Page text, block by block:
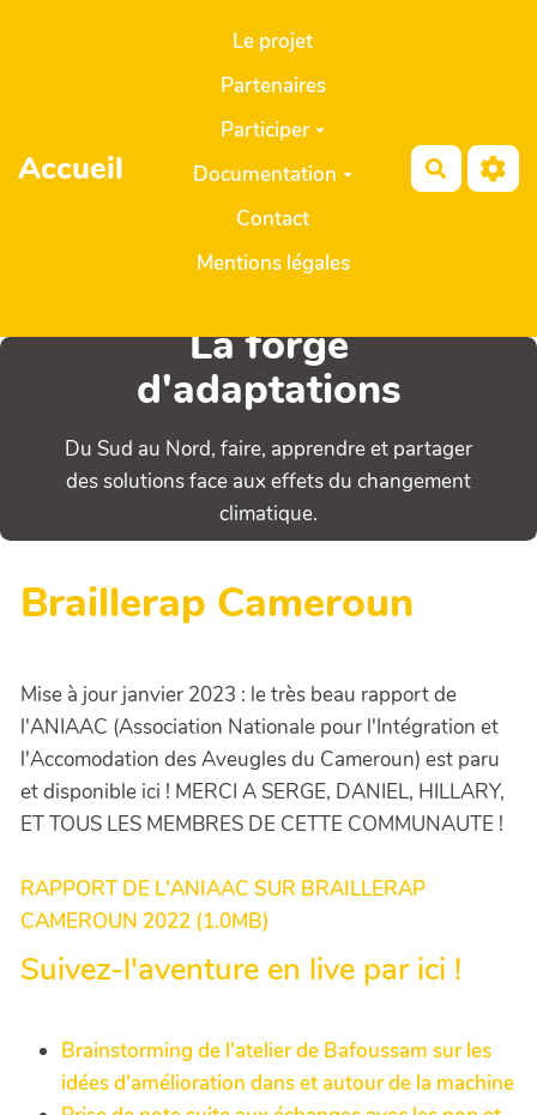
Aller au contenu principal
Accueil
Le projet
Partenaires
Participer
Documentation
Contact
Mentions légales
La forge
d'adaptations
Du Sud au Nord, faire, apprendre et partager
des solutions face aux effets du changement
climatique.
Braillerap Cameroun
Mise à jour janvier 2023 : le très beau rapport de
l'ANIAAC (Association Nationale pour l'Intégration et
l'Accomodation des Aveugles du Cameroun) est paru
et disponible ici ! MERCI A SERGE, DANIEL, HILLARY,
ET TOUS LES MEMBRES DE CETTE COMMUNAUTE !
RAPPORT DE L'ANIAAC SUR BRAILLERAP
CAMEROUN 2022 (1.0MB)
Suivez-l'aventure en live par ici !
Brainstorming de l'atelier de Bafoussam sur les
idées d'amélioration dans et autour de la machine